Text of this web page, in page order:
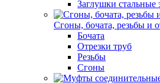
Заглушки стальные
Сгоны, бочата, резьбы и
Бочата
Отрезки труб
Резьбы
Сгоны